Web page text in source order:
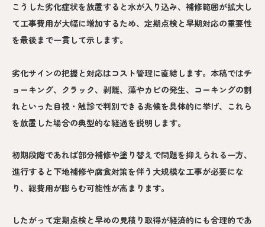
こうした劣化症状を放置すると水が入り込み、補修範囲が拡大し
て工事費用が大幅に増加するため、定期点検と早期対応の重要性
を最後まで一貫して示します。
劣化サインの把握と対応はコスト管理に直結します。本稿ではチ
ョーキング、クラック、剥離、藻やカビの発生、コーキングの割
れといった目視・触診で判別できる兆候を具体的に挙げ、これら
を放置した場合の典型的な経過を説明します。
初期段階であれば部分補修や塗り替えで問題を抑えられる一方、
進行すると下地補修や腐食対策を伴う大規模な工事が必要にな
り、総費用が膨らむ可能性が高まります。
したがって定期点検と早めの見積り取得が経済的にも合理的であ